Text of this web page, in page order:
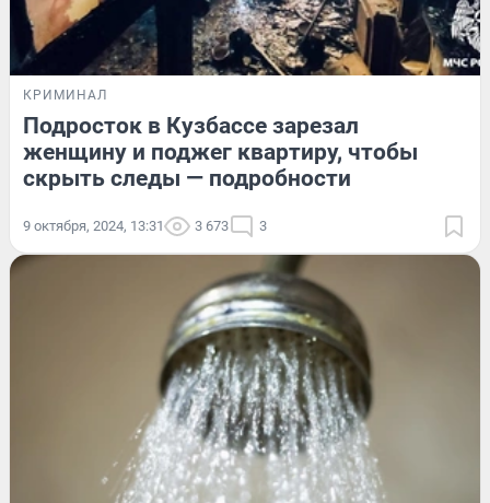
КРИМИНАЛ
Подросток в Кузбассе зарезал
женщину и поджег квартиру, чтобы
скрыть следы — подробности
9 октября, 2024, 13:31 3 673 3